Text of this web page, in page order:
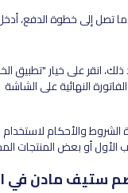
تصل إلى خطوة الدفع،
انقر على خيار "تطبيق
النهائية على الشاشة
والأحكام لاستخدام
الأول أو بعض المنتجات
مادن في